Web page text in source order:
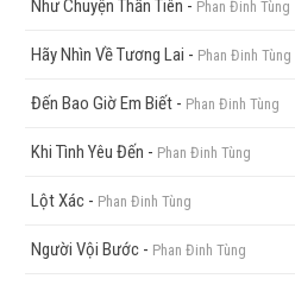
Như Chuyện Thần Tiên - Phan Đinh Tùng
Hãy Nhìn Về Tương Lai - Phan Đinh Tùng
Đến Bao Giờ Em Biết - Phan Đinh Tùng
Khi Tình Yêu Đến - Phan Đinh Tùng
Lột Xác - Phan Đinh Tùng
Người Vội Bước - Phan Đinh Tùng